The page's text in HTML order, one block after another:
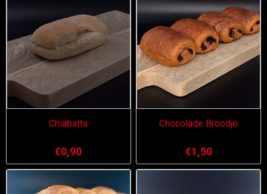
Chiabatta
€0,90
Chocolade Broodje
€1,50